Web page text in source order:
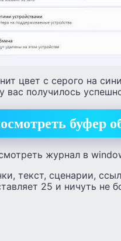
цвет с серого на
вас получилось
буфер
журнал в
текст, сценарии,
25 и ничуть не